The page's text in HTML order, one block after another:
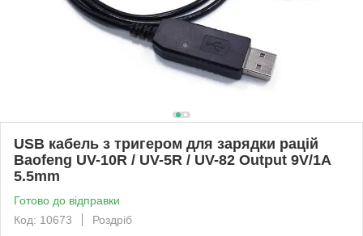
USB кабель з тригером для зарядки рацій
Baofeng UV-10R / UV-5R / UV-82 Output 9V/1A
5.5mm
Готово до відправки
Код: 10673
Роздріб